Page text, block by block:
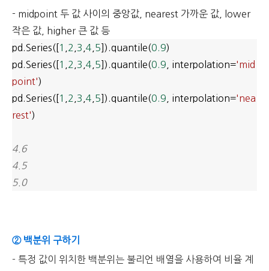
- midpoint 두 값 사이의 중앙값, nearest 가까운 값, lower
작은 값, higher 큰 값 등
pd.Series([ 1 2 3 4 5 ]).quantile(0.9)
pd.Series([ 1 2 3 4 5 ]).quantile(0.9 , interpolation='mid
point')
pd.Series([ 1 2 3 4 5 ]).quantile(0.9 , interpolation='nea
rest')
4.6
4.5
5.0
② 백분위 구하기
- 특정 값이 위치한 백분위는 불리언 배열을 사용하여 비율 계